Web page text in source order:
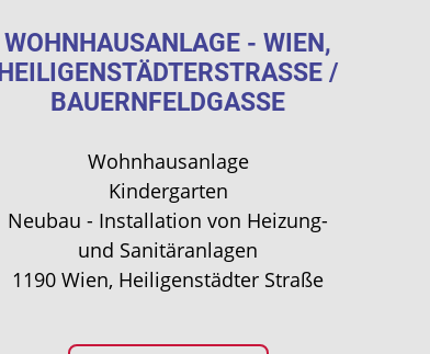
WOHNHAUSANLAGE - WIEN,
HEILIGENSTÄDTERSTRASSE / B
AUERNFELDGASSE
Wohnhausanlage
Kindergarten
Neubau - Installation von Heizung-
und Sanitäranlagen
1190 Wien, Heiligenstädter Straße